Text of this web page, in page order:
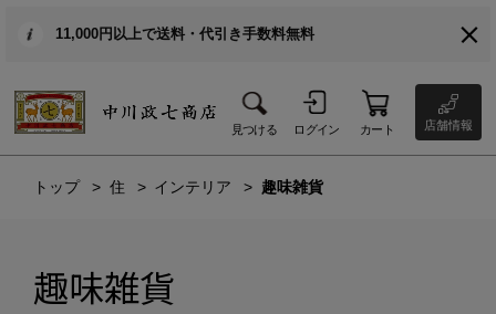
11,000円以上で送料・代引き手数料無料
見つける ログイン カート 店舗情報
トップ 住 インテリア 趣味雑貨
趣味雑貨